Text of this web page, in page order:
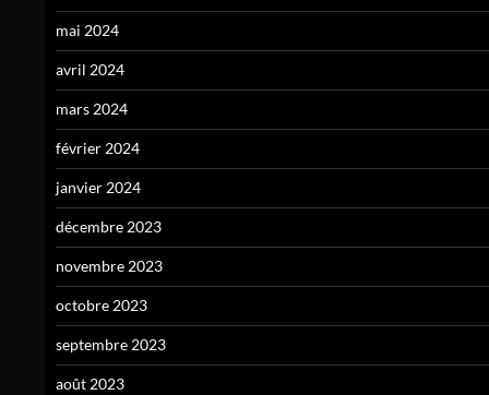
mai 2024
avril 2024
mars 2024
février 2024
janvier 2024
décembre 2023
novembre 2023
octobre 2023
septembre 2023
août 2023